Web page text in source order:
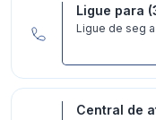
Ligue para
Ligue de seg
Central de